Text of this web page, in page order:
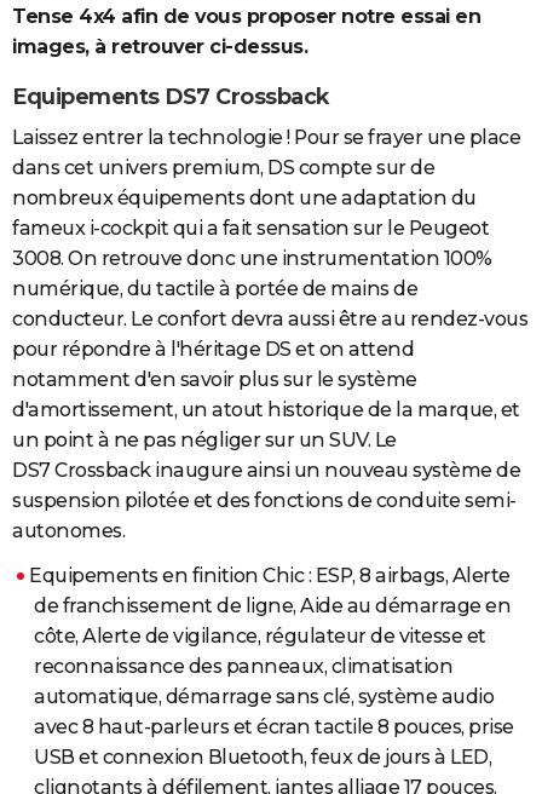
Tense 4x4 afin de vous proposer notre essai en
images, à retrouver ci-dessus.
Equipements DS7 Crossback
Laissez entrer la technologie ! Pour se frayer une place
dans cet univers premium, DS compte sur de
nombreux équipements dont une adaptation du
fameux i-cockpit qui a fait sensation sur le Peugeot
3008. On retrouve donc une instrumentation 100%
numérique, du tactile à portée de mains de
conducteur. Le confort devra aussi être au rendez-vous
pour répondre à l'héritage DS et on attend
notamment d'en savoir plus sur le système
d'amortissement, un atout historique de la marque, et
un point à ne pas négliger sur un SUV. Le
DS7 Crossback inaugure ainsi un nouveau système de
suspension pilotée et des fonctions de conduite semi-
autonomes.
Equipements en finition Chic : ESP, 8 airbags, Alerte
de franchissement de ligne, Aide au démarrage en
côte, Alerte de vigilance, régulateur de vitesse et
reconnaissance des panneaux, climatisation
automatique, démarrage sans clé, système audio
avec 8 haut-parleurs et écran tactile 8 pouces, prise
USB et connexion Bluetooth, feux de jours à LED,
clignotants à défilement, jantes alliage 17 pouces.